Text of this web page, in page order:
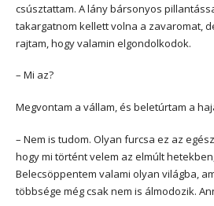
csúsztattam. A lány bársonyos
takargatnom kellett volna a zavaromat,
rajtam, hogy valamin elgondolkodok.
– Mi az?
Megvontam a vállam, és beletúrtam a
– Nem is tudom. Olyan furcsa ez az
hogy mi történt velem az elmúlt
Belecsöppentem valami olyan világba,
többsége még csak nem is álmodozik.